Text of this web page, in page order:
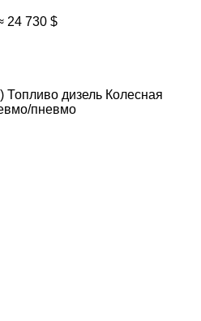
24 730 $
Топливо дизель Колесная
пневмо